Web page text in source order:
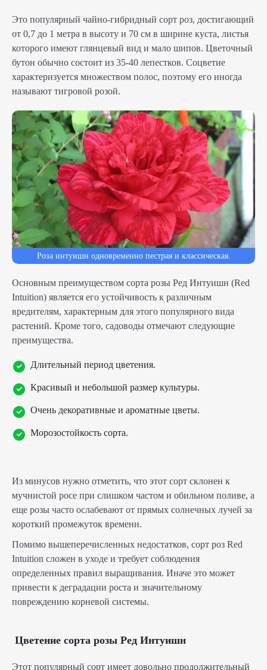
Это популярный чайно-гибридный сорт роз, достигающий
от 0,7 до 1 метра в высоту и 70 см в ширине куста, листья
которого имеют глянцевый вид и мало шипов. Цветочный
бутон обычно состоит из 35-40 лепестков. Соцветие
характеризуется множеством полос, поэтому его иногда
называют тигровой розой.
Роза интуишн одновременно пестрая и классическая.
Основным преимуществом сорта розы Ред Интуишн (Red
Intuition) является его устойчивость к различным
вредителям, характерным для этого популярного вида
растений. Кроме того, садоводы отмечают следующие
преимущества.
Длительный период цветения.
Красивый и небольшой размер культуры.
Очень декоративные и ароматные цветы.
Морозостойкость сорта.
Из минусов нужно отметить, что этот сорт склонен к
мучнистой росе при слишком частом и обильном поливе, а
еще розы часто ослабевают от прямых солнечных лучей за
короткий промежуток времени.
Помимо вышеперечисленных недостатков, сорт роз Red
Intuition сложен в уходе и требует соблюдения
определенных правил выращивания. Иначе это может
привести к деградации роста и значительному
повреждению корневой системы.
Цветение сорта розы Ред Интуишн
Этот популярный сорт имеет довольно продолжительный